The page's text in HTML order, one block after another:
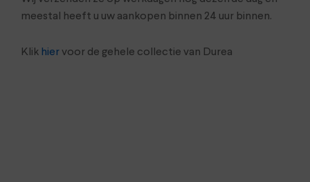
meestal heeft u uw aankopen binnen 24 uur binnen.
Klik hiervoor de gehele collectie van Durea